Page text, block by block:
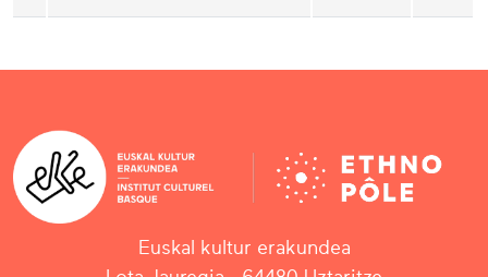
Euskal kultur erakundea